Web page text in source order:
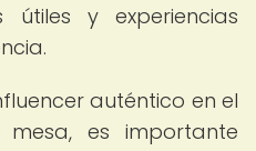
útiles y experiencias
auténtico en el
es importante